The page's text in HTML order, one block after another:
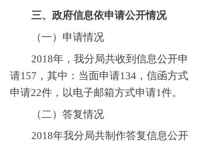
三、政府信息依申请公开情况
（一）申请情况
2018年，我分局共收到信息公开申
请157，其中：当面申请134，信函方式
申请22件，以电子邮箱方式申请1件。
（二）答复情况
2018年我分局共制作答复信息公开